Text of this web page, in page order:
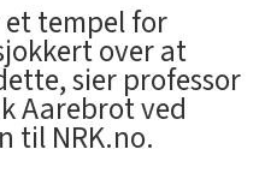
et tempel for
over at
sier professor
Aarebrot ved
til NRK.no.